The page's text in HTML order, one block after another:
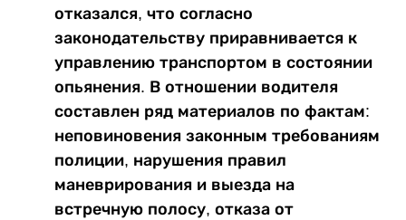
отказался, что согласно
законодательству приравнивается к
управлению транспортом в состоянии
опьянения. В отношении водителя
составлен ряд материалов по фактам:
неповиновения законным требованиям
полиции, нарушения правил
маневрирования и выезда на
встречную полосу, отказа от